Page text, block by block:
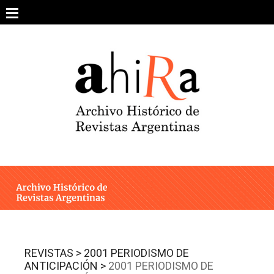
content
ARCHIVO DE REVISTAS
ESTUDIOS CRÍTICOS
INTEGRANTES
CONTACTO
REVISTAS > 2001 PERIODISMO DE
ANTICIPACIÓN > 2001 PERIODISMO DE